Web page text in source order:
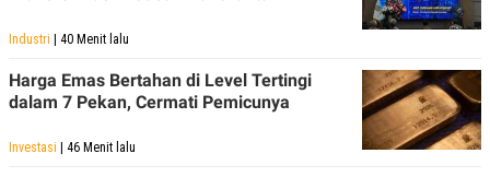
Industri | 40 Menit lalu
Harga Emas Bertahan di Level Tertingi
dalam 7 Pekan, Cermati Pemicunya
Investasi | 46 Menit lalu